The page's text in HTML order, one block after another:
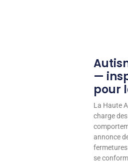
—
pour
La Haute
charge
annonce
se